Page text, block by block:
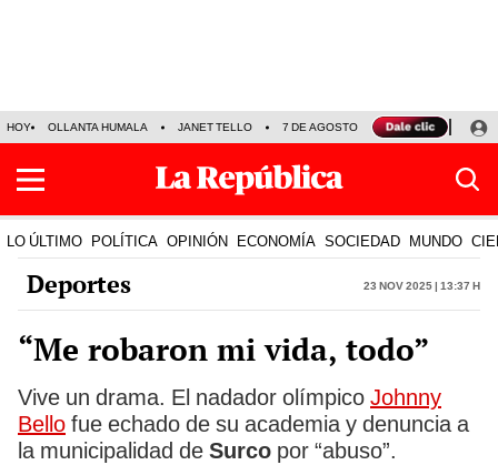
HOY OLLANTA HUMALA JANET TELLO 7 DE AGOSTO TINKA RESULTADOS
LO ÚLTIMO POLÍTICA OPINIÓN ECONOMÍA SOCIEDAD MUNDO
Deportes 23 Nov 2025 | 13:37 h
“Me robaron mi vida, todo”
Vive un drama. El nadador olímpico Johnny
Bello fue echado de su academia y denuncia a
la municipalidad de Surco por “abuso”.